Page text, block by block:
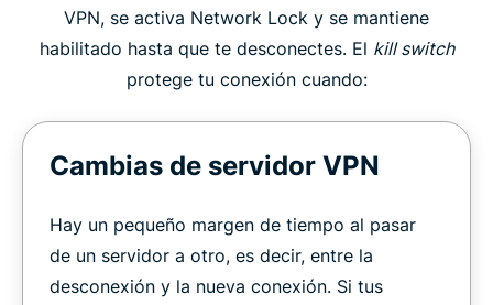
VPN, se activa Network Lock y se mantiene
habilitado hasta que te desconectes. El kill switch
protege tu conexión cuando:
Cambias de servidor VPN
Hay un pequeño margen de tiempo al pasar
de un servidor a otro, es decir, entre la
desconexión y la nueva conexión. Si tus